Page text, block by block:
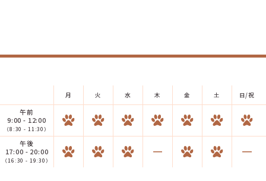
月 火 水 木 金 土 日/祝
午前
9:00 - 12:00
（8:30 - 11:30）
午後
17:00 - 20:00
（16:30 - 19:30）